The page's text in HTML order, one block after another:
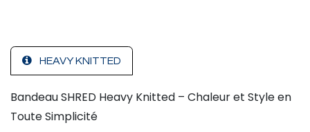
HEAVY KNITTED
Bandeau SHRED Heavy Knitted – Chaleur et Style en
Toute Simplicité